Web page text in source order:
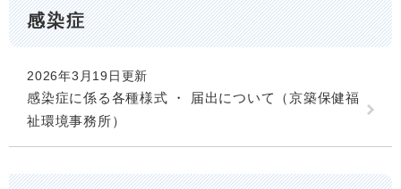
感染症
2026年3月19日更新
感染症に係る各種様式 ・ 届出について（京築保健福
祉環境事務所）